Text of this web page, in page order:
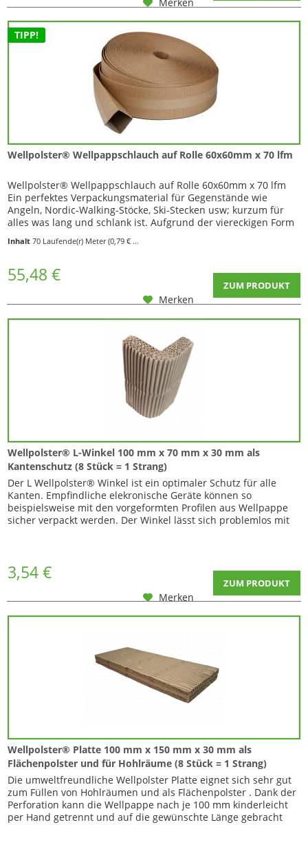
TIPP!
Wellpolster® Wellpappschlauch auf Rolle 60x60mm x 70 lfm
Wellpolster® Wellpappschlauch auf Rolle 60x60mm x 70 lfm
Ein perfektes Verpackungsmaterial für Gegenstände wie
Angeln, Nordic-Walking-Stöcke, Ski-Stecken usw; kurzum für
alles was lang und schlank ist. Aufgrund der viereckigen Form
runden Versandhülsen seitens der Paketdienste erhoben wird
Inhalt70 Laufende(r) Meter(0,79 € * / 1 Laufende(r) Meter)
55,48 € ZUM PRODUKT
Merken
Wellpolster® L-Winkel 100 mm x 70 mm x 30 mm als
Kantenschutz (8 Stück = 1 Strang)
Der L Wellpolster® Winkel ist ein optimaler Schutz für alle
Kanten. Empfindliche elekronische Geräte können so
beispielsweise mit den vorgeformten Profilen aus Wellpappe
sicher verpackt werden. Der Winkel lässt sich problemlos mit
3,54 € ZUM PRODUKT
Merken
Wellpolster® Platte 100 mm x 150 mm x 30 mm als
Flächenpolster und für Hohlräume (8 Stück = 1 Strang)
Die umweltfreundliche Wellpolster Platte eignet sich sehr gut
zum Füllen von Hohlräumen und als Flächenpolster . Dank der
Perforation kann die Wellpappe nach je 100 mm kinderleicht
per Hand getrennt und auf die gewünschte Länge gebracht